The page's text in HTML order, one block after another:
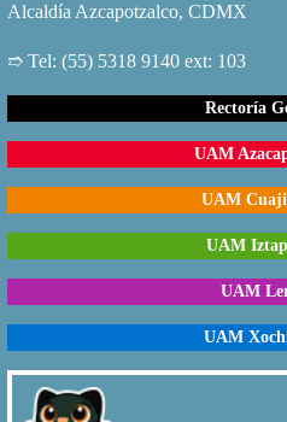
Alcaldía Azcapotzalco, CDMX
➱ Tel: (55) 5318 9140 ext: 103
Rectoría
UAM
UAM
UAM
UAM
UAM